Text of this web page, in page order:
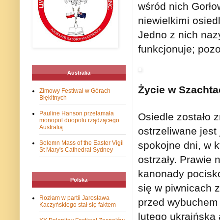
wśród nich
niewielkimi
Jedno z nich
funkcjonuje;
Życie w
Osiedle zostało
ostrzeliwane
spokojne dni, w
ostrzały. Prawie
kanonady
się w piwnicach
przed
lutego ukraińska
Australia
Zimowy Festiwal w Górach
Błękitnych
Pauline Hanson przełamała
monopol duopolu rządzącego
Australią
Solemn Mass of the Easter Vigil
St Mary's Cathedral Sydney
Polska
Rozłam w partii Jarosława
Kaczyńskiego stał się faktem